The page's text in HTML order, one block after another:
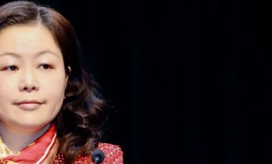
日志”等系列活动，开启“政策直通”、“助企直通”等
纵深推进清廉民企建设。
当。 大力弘扬慈善文化，激发企业家的荣誉感和责
业赴泰顺、朝天区等帮扶地区开展项目考察、实地
企业家积极主动，广泛参与“万企兴万村”、“山海协
助学等多种形式助力乡村振兴和共同富裕，充分展现